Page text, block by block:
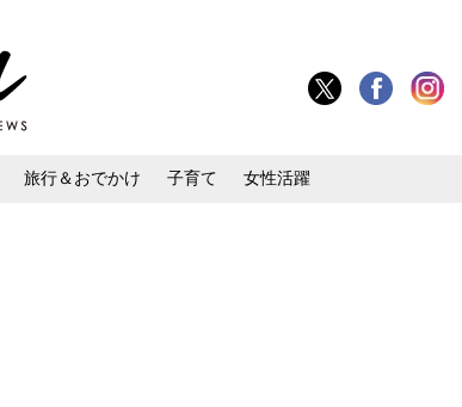
旅行＆おでかけ 子育て 女性活躍